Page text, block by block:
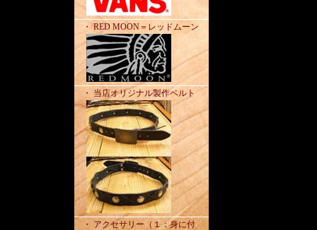
・ RED MOON＝レッドムーン
・ 当店オリジナル製作ベルト
・ アクセサリー（１：身に付